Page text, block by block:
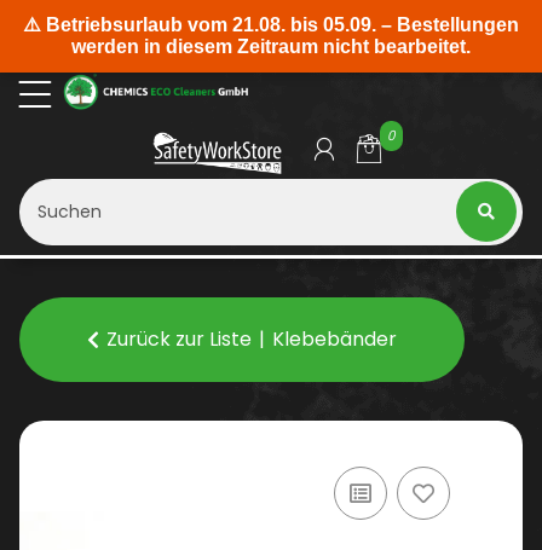
0
Zurück zur Liste Klebebänder